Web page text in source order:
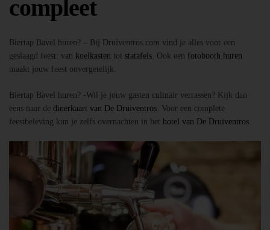
compleet
Biertap Bavel huren? – Bij Druiventros.com vind je alles voor een
geslaagd feest: van koelkasten tot statafels. Ook een fotobooth huren
maakt jouw feest onvergetelijk.
Biertap Bavel huren? -Wil je jouw gasten culinair verrassen? Kijk dan
eens naar de dinerkaart van De Druiventros. Voor een complete
feestbeleving kun je zelfs overnachten in het hotel van De Druiventros.